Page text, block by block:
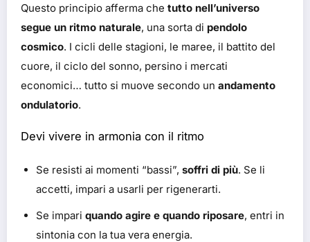
Questo principio afferma che tutto nell’universo
segue un ritmo naturale, una sorta di pendolo
cosmico. I cicli delle stagioni, le maree, il battito del
cuore, il ciclo del sonno, persino i mercati
economici… tutto si muove secondo un andamento
ondulatorio.
Devi vivere in armonia con il ritmo
Se resisti ai momenti “bassi”, soffri di più. Se li
accetti, impari a usarli per rigenerarti.
Se impari quando agire e quando riposare, entri in
sintonia con la tua vera energia.